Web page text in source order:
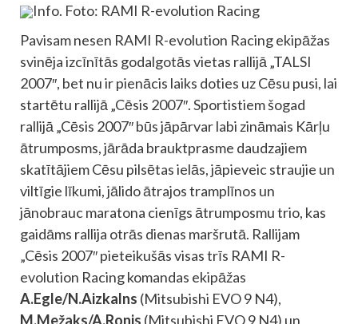
Info. Foto: RAMI R-evolution Racing
Pavisam nesen RAMI R-evolution Racing ekipāžas
svinēja izcīnītās godalgotās vietas rallijā „TALSI
2007″, bet nu ir pienācis laiks doties uz Cēsu pusi, lai
startētu rallijā „Cēsis 2007″. Sportistiem šogad
rallijā „Cēsis 2007″ būs jāpārvar labi zināmais Kārļu
ātrumposms, jārāda brauktprasme daudzajiem
skatītājiem Cēsu pilsētas ielās, jāpieveic straujie un
viltīgie līkumi, jālido ātrajos tramplīnos un
jānobrauc maratona cienīgs ātrumposmu trio, kas
gaidāms rallija otrās dienas maršrutā. Rallijam
„Cēsis 2007″ pieteikušās visas trīs RAMI R-
evolution Racing komandas ekipāžas
A.Egle/N.Aizkalns (Mitsubishi EVO 9 N4),
M.Mežaks/A.Ronis (Mitsubishi EVO 9 N4) un